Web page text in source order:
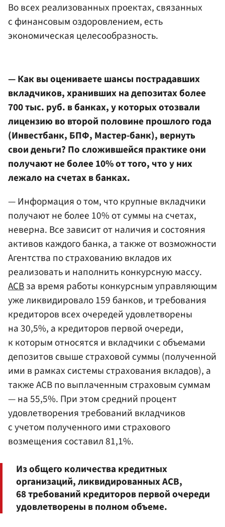
Во всех реализованных проектах, связанных
с финансовым оздоровлением, есть
экономическая целесообразность.
— Как вы оцениваете шансы пострадавших
вкладчиков, хранивших на депозитах более
700 тыс. руб. в банках, у которых отозвали
лицензию во второй половине прошлого года
(Инвестбанк, БПФ, Мастер-банк), вернуть
свои деньги? По сложившейся практике они
получают не более 10% от того, что у них
лежало на счетах в банках.
— Информация о том, что крупные вкладчики
получают не более 10% от суммы на счетах,
неверна. Все зависит от наличия и состояния
активов каждого банка, а также от возможности
Агентства по страхованию вкладов их
реализовать и наполнить конкурсную массу.
АСВза время работы конкурсным управляющим
уже ликвидировало 159 банков, и требования
кредиторов всех очередей удовлетворены
на 30,5%, а кредиторов первой очереди,
к которым относятся и вкладчики с объемами
депозитов свыше страховой суммы (полученной
ими в рамках системы страхования вкладов), а
также АСВ по выплаченным страховым суммам
— на 55,5%. При этом средний процент
удовлетворения требований вкладчиков
с учетом полученного ими страхового
возмещения составил 81,1%.
Из общего количества кредитных
организаций, ликвидированных АСВ,
68 требований кредиторов первой очереди
удовлетворены в полном объеме.